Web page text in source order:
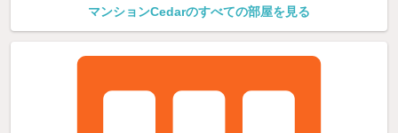
マンションCedarのすべての部屋を見る